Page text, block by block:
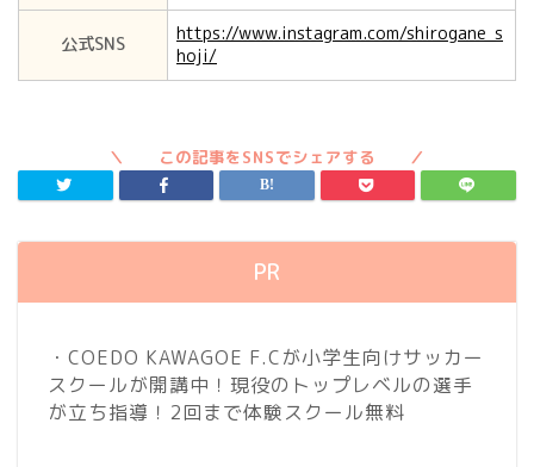
公式SNS
https://www.instagram.com/shirogane_s
hoji/
PR
・COEDO KAWAGOE F.Cが小学生向けサッカー
スクールが開講中！現役のトップレベルの選手
が立ち指導！2回まで体験スクール無料